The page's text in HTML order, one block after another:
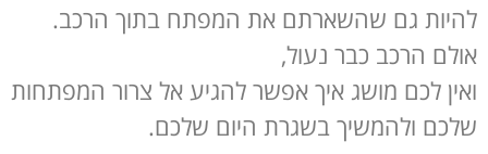
להיות גם שהשארתם את המפתח בתוך הרכב.
אולם הרכב כבר נעול,
ואין לכם מושג איך אפשר להגיע אל צרור המפתחות
שלכם ולהמשיך בשגרת היום שלכם.